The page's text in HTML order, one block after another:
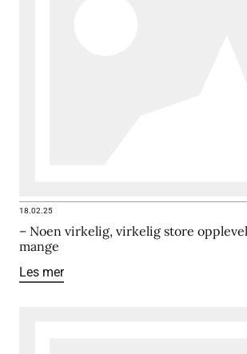
18.02.25
– Noen virkelig, virkelig store
mange
Les mer